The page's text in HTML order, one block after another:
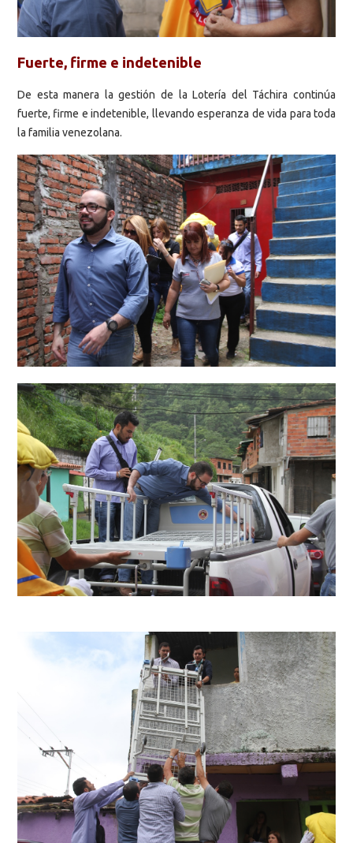
Fuerte, firme e indetenible
De esta manera la gestión de la Lotería del Táchira continúa
fuerte, firme e indetenible, llevando esperanza de vida para toda
la familia venezolana.